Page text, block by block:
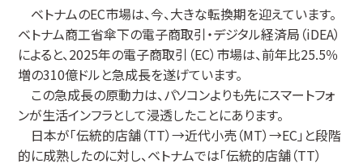
ベトナムのEC市場は、今、大きな転換期を迎えています。
ベトナム商工省傘下の電子商取引・デジタル経済局（iDEA）
によると、2025年の電子商取引（EC）市場は、前年比25.5％
増の310億ドルと急成長を遂げています。
この急成長の原動力は、パソコンよりも先にスマートフォ
ンが生活インフラとして浸透したことにあります。
日本が「伝統的店舗（TT）→近代小売（MT）→EC」と段階
的に成熟したのに対し、ベトナムでは「伝統的店舗（TT）